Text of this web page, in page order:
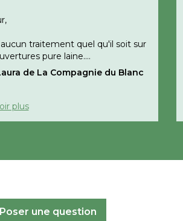
aucun traitement quel qu'il soit sur
pure laine.
de La Compagnie du Blanc
plus
Poser une question